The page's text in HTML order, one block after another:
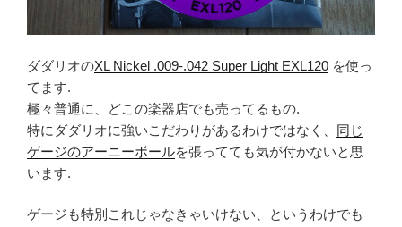
ダダリオのXL Nickel .009-.042 Super Light EXL120 を使っ
てます.
極々普通に、どこの楽器店でも売ってるもの.
特にダダリオに強いこだわりがあるわけではなく、 同じ
ゲージのアーニーボールを張ってても気が付かないと思
います.
ゲージも特別これじゃなきゃいけない、というわけでも